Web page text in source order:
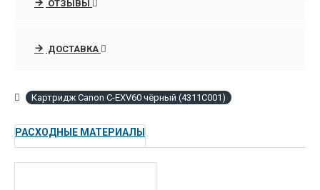
ОТЗЫВЫ
ДОСТАВКА
Картридж Canon C-EXV60 чёрный (4311C001)
РАСХОДНЫЕ МАТЕРИАЛЫ